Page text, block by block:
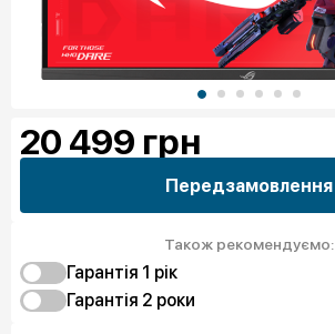
20 499 грн
Передзамовлення
Також рекомендуємо:
Гарантія 1 рік
Захист від браку
Гарантія 2 роки